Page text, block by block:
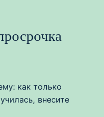
как только
внесите